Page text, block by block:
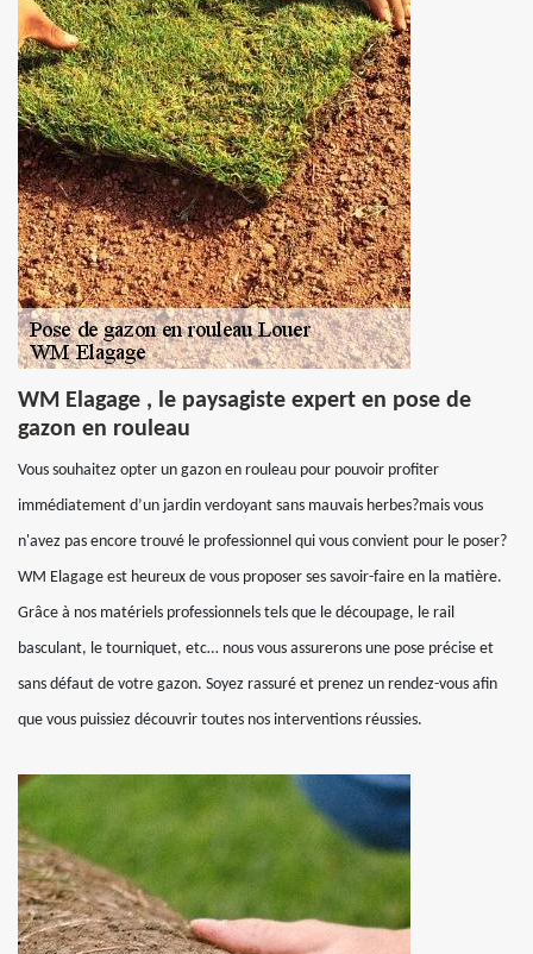
WM Elagage , le paysagiste expert en pose de
gazon en rouleau
Vous souhaitez opter un gazon en rouleau pour pouvoir profiter
immédiatement d’un jardin verdoyant sans mauvais herbes?mais vous
n'avez pas encore trouvé le professionnel qui vous convient pour le poser?
WM Elagage est heureux de vous proposer ses savoir-faire en la matière.
Grâce à nos matériels professionnels tels que le découpage, le rail
basculant, le tourniquet, etc… nous vous assurerons une pose précise et
sans défaut de votre gazon. Soyez rassuré et prenez un rendez-vous afin
que vous puissiez découvrir toutes nos interventions réussies.